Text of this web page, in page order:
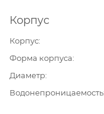
Корпус
Корпус
Форма корпуса
Диаметр
Водонепроницаемость